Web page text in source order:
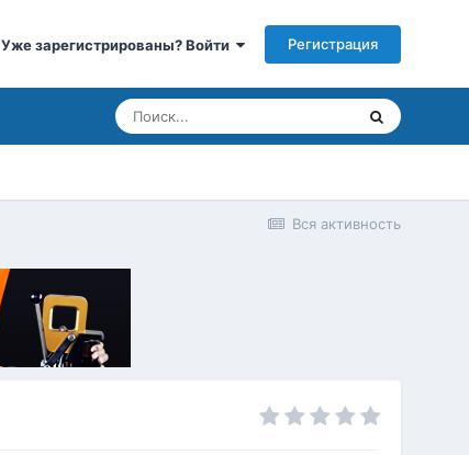
Уже зарегистрированы? Войти Регистрация
Вся активность